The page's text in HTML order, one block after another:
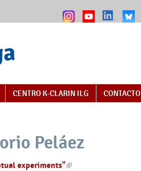
CENTRO K-CLARIN ILG CONTACTO
Peláez
experiments"(link is external)